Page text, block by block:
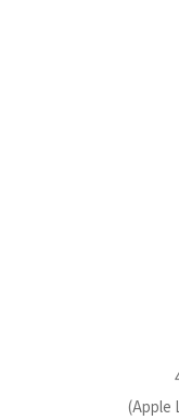
(Apple